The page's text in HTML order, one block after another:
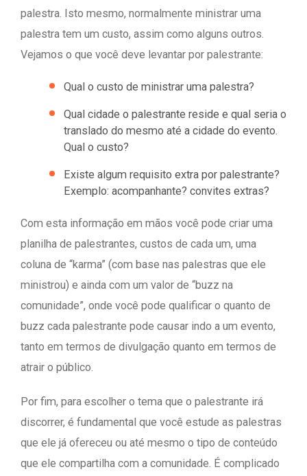
palestra. Isto mesmo, normalmente ministrar uma
palestra tem um custo, assim como alguns outros.
Vejamos o que você deve levantar por palestrante:
Qual o custo de ministrar uma palestra?
Qual cidade o palestrante reside e qual seria o
translado do mesmo até a cidade do evento.
Qual o custo?
Existe algum requisito extra por palestrante?
Exemplo: acompanhante? convites extras?
Com esta informação em mãos você pode criar uma
planilha de palestrantes, custos de cada um, uma
coluna de “karma” (com base nas palestras que ele
ministrou) e ainda com um valor de “buzz na
comunidade”, onde você pode qualificar o quanto de
buzz cada palestrante pode causar indo a um evento,
tanto em termos de divulgação quanto em termos de
atrair o público.
Por fim, para escolher o tema que o palestrante irá
discorrer, é fundamental que você estude as palestras
que ele já ofereceu ou até mesmo o tipo de conteúdo
que ele compartilha com a comunidade. É complicado